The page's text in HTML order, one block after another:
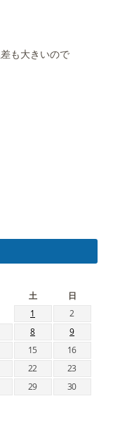
も大きいので
土
日
1
2
8
9
15
16
22
23
29
30